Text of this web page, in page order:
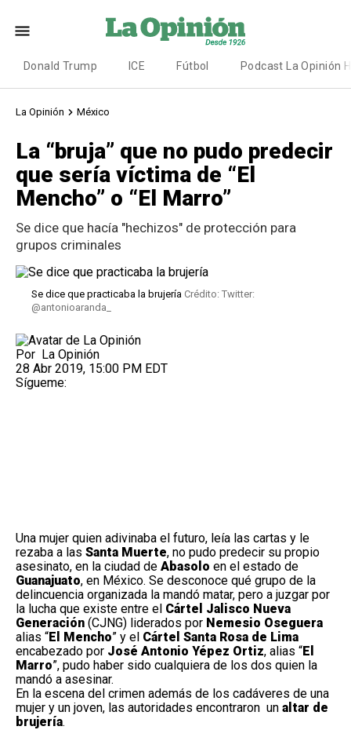
Donald Trump ICE Fútbol Podcast La Opinión
La Opinión México
La “bruja” que no pudo predecir
que sería víctima de “El
Mencho” o “El Marro”
Se dice que hacía "hechizos" de protección para
grupos criminales
Se dice que practicaba la brujería Crédito: Twitter:
@antonioaranda_
Por La Opinión
28 Abr 2019, 15:00 PM EDT
Sígueme:
Una mujer quien adivinaba el futuro, leía las cartas y le
rezaba a las Santa Muerte, no pudo predecir su propio
asesinato, en la ciudad de Abasolo en el estado de
Guanajuato, en México. Se desconoce qué grupo de la
delincuencia organizada la mandó matar, pero a juzgar por
la lucha que existe entre el Cártel Jalisco Nueva
Generación (CJNG) liderados por Nemesio Oseguera
alias “El Mencho” y el Cártel Santa Rosa de Lima
encabezado por José Antonio Yépez Ortiz, alias “El
Marro”, pudo haber sido cualquiera de los dos quien la
mandó a asesinar.
En la escena del crimen además de los cadáveres de una
mujer y un joven, las autoridades encontraron un altar de
brujería.